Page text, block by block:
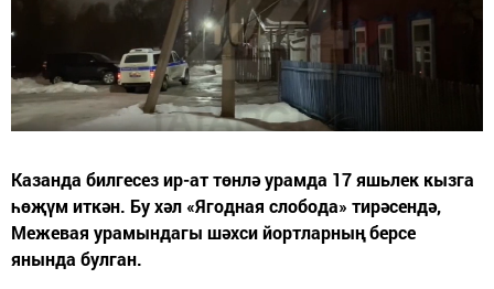
Казанда билгесез ир-ат төнлә урамда 17 яшьлек кызга
һөҗүм иткән. Бу хәл «Ягодная слобода» тирәсендә,
Межевая урамындагы шәхси йортларның берсе
янында булган.